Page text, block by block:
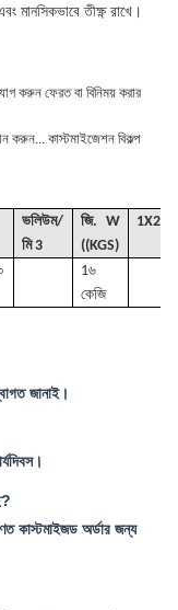
মানসিকভাবে তীক্ষ্ণ রাখে।
করুন ফেরত বা বিনিময় করার
করুন... কাস্টমাইজেশন বিকল্প
ভলিউম/
মি 3
জি. W
((KGS)
1৬
কেজি
জানাই।
কাস্টমাইজড অর্ডার জন্য